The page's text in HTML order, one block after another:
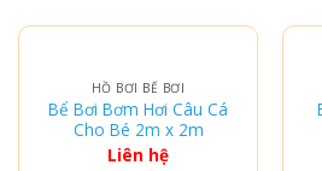
HỒ BƠI BỂ BƠI
Bể Bơi Bơm Hơi Câu Cá
Cho Bé 2m x 2m
Liên hệ